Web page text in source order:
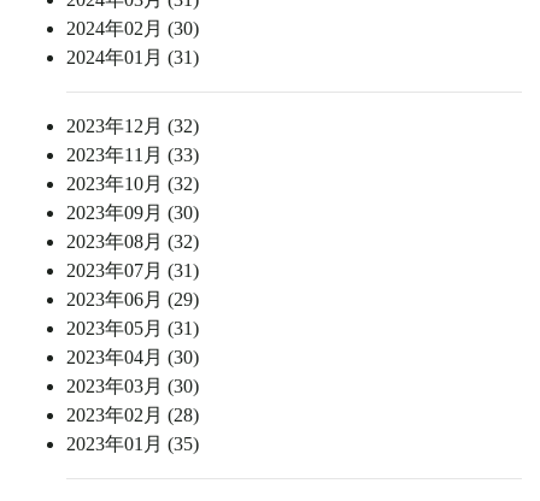
2024年02月 (30)
2024年01月 (31)
2023年12月 (32)
2023年11月 (33)
2023年10月 (32)
2023年09月 (30)
2023年08月 (32)
2023年07月 (31)
2023年06月 (29)
2023年05月 (31)
2023年04月 (30)
2023年03月 (30)
2023年02月 (28)
2023年01月 (35)